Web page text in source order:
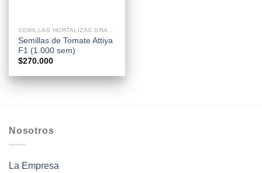
SEMILLAS HORTALIZAS GRANEL
Semillas de Tomate Attiya
F1 (1.000 sem)
$270.000
Nosotros
La Empresa